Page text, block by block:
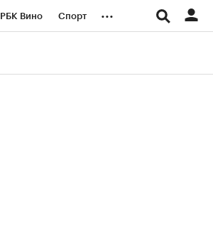
РБК Вино Спорт ...